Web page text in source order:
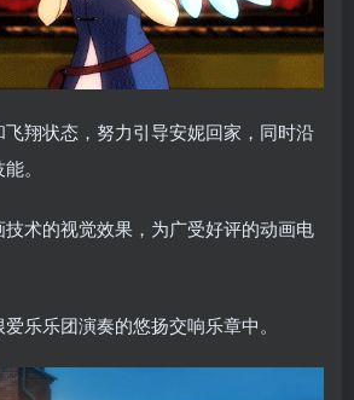
翔状态，努力引导安妮回家，同时沿
。
术的视觉效果，为广受好评的动画电
乐乐团演奏的悠扬交响乐章中。